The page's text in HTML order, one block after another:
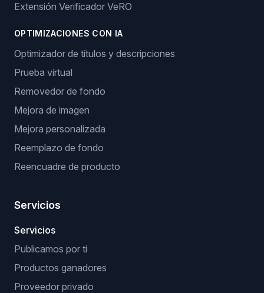
Extensión Verificador VeRO
OPTIMIZACIONES CON IA
Optimizador de títulos y descripciones
Prueba virtual
Removedor de fondo
Mejora de imagen
Mejora personalizada
Reemplazo de fondo
Reencuadre de producto
Servicios
Servicios
Publicamos por ti
Productos ganadores
Proveedor privado